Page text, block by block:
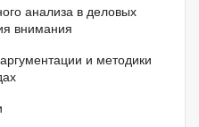
анализа в деловых
внимания
и методики